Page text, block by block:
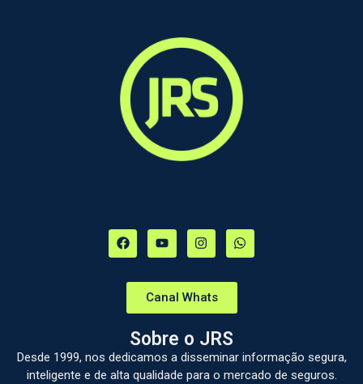
Canal Whats
Sobre o JRS
Desde 1999, nos dedicamos a disseminar informação segura,
inteligente e de alta qualidade para o mercado de seguros.